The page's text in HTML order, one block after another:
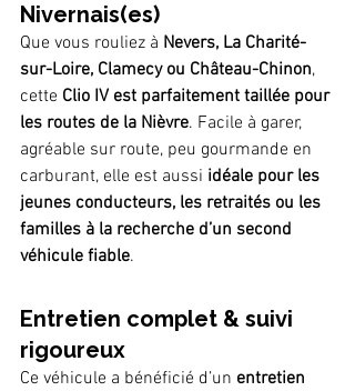
Nivernais(es)
Que vous rouliez à Nevers, La Charité-
sur-Loire, Clamecy ou Château-Chinon,
cette Clio IV est parfaitement taillée pour
les routes de la Nièvre. Facile à garer,
agréable sur route, peu gourmande en
carburant, elle est aussi idéale pour les
jeunes conducteurs, les retraités ou les
familles à la recherche d’un second
véhicule fiable.
Entretien complet & suivi
rigoureux
Ce véhicule a bénéficié d’un entretien